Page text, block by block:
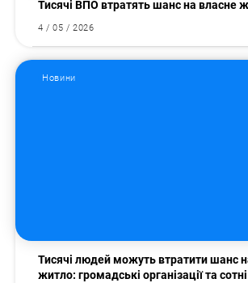
Тисячі ВПО втратять шанс на власне
4 / 05 / 2026
Новини
Тисячі людей можуть втратити шанс
житло: громадські організації та